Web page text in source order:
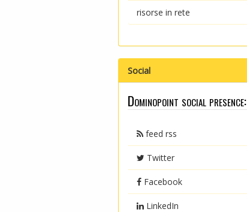
risorse in rete
Social
Dominopoint social presence:
feed rss
Twitter
Facebook
LinkedIn